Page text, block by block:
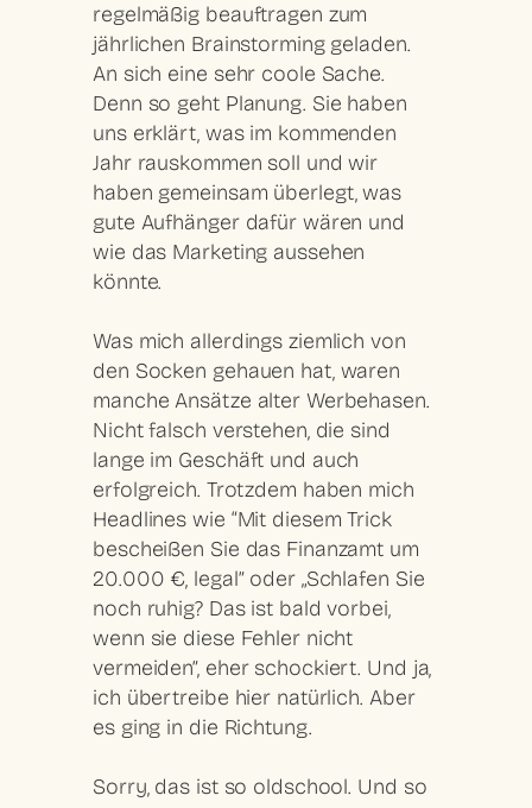
regelmäßig beauftragen zum
jährlichen Brainstorming geladen.
An sich eine sehr coole Sache.
Denn so geht Planung. Sie haben
uns erklärt, was im kommenden
Jahr rauskommen soll und wir
haben gemeinsam überlegt, was
gute Aufhänger dafür wären und
wie das Marketing aussehen
könnte.
Was mich allerdings ziemlich von
den Socken gehauen hat, waren
manche Ansätze alter Werbehasen.
Nicht falsch verstehen, die sind
lange im Geschäft und auch
erfolgreich. Trotzdem haben mich
Headlines wie “Mit diesem Trick
bescheißen Sie das Finanzamt um
20.000 €, legal” oder „Schlafen Sie
noch ruhig? Das ist bald vorbei,
wenn sie diese Fehler nicht
vermeiden”, eher schockiert. Und ja,
ich übertreibe hier natürlich. Aber
es ging in die Richtung.
Sorry, das ist so oldschool. Und so